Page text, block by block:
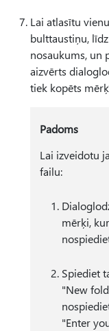
Lai atlasītu
bulttaustiņu,
nosaukums, un
aizvērts
tiek kopēts
Padoms
Lai izveidotu
failu:
mērķi,
Spiediet
"New
"Enter